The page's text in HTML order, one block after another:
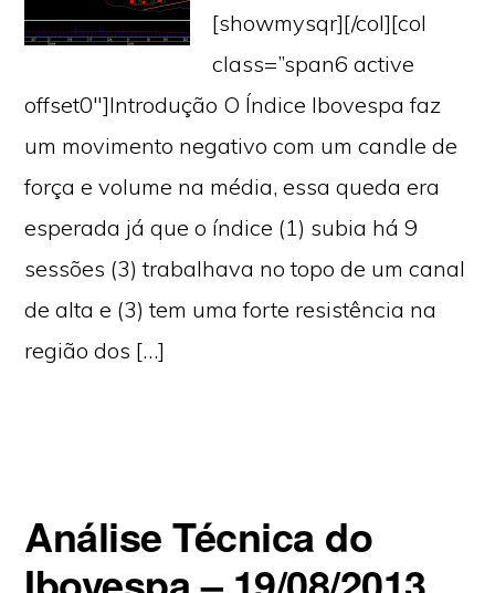
[showmysqr][/col][col
class=”span6 active
offset0″]Introdução O Índice Ibovespa faz
um movimento negativo com um candle de
força e volume na média, essa queda era
esperada já que o índice (1) subia há 9
sessões (3) trabalhava no topo de um canal
de alta e (3) tem uma forte resistência na
região dos […]
Análise Técnica do